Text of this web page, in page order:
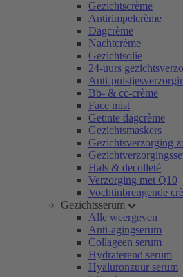
Gezichtscrème
Antirimpelcrème
Dagcrème
Nachtcrème
Gezichtsolie
24-uurs
Anti-
Bb- & cc-crème
Face mist
Getinte dagcrème
Gezichtsmaskers
Gezichtsverzorging
Hals & decolleté
Verzorging met Q10
Vochtinbrengende
Gezichtsserum
Alle weergeven
Anti-agingserum
Collageen serum
Hydraterend serum
Hyaluronzuur serum